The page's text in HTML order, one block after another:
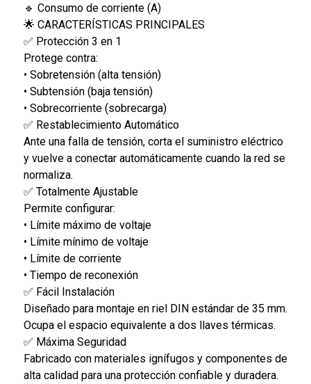
🔹 Consumo de corriente (A)
🌟 CARACTERÍSTICAS PRINCIPALES
✅ Protección 3 en 1
Protege contra:
• Sobretensión (alta tensión)
• Subtensión (baja tensión)
• Sobrecorriente (sobrecarga)
✅ Restablecimiento Automático
Ante una falla de tensión, corta el suministro eléctrico
y vuelve a conectar automáticamente cuando la red se
normaliza.
✅ Totalmente Ajustable
Permite configurar:
• Límite máximo de voltaje
• Límite mínimo de voltaje
• Límite de corriente
• Tiempo de reconexión
✅ Fácil Instalación
Diseñado para montaje en riel DIN estándar de 35 mm.
Ocupa el espacio equivalente a dos llaves térmicas.
✅ Máxima Seguridad
Fabricado con materiales ignífugos y componentes de
alta calidad para una protección confiable y duradera.